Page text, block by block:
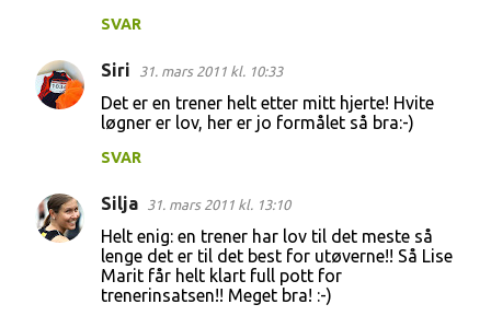
SVAR
Siri 31. mars 2011 kl. 10:33
Det er en trener helt etter mitt hjerte! Hvite
løgner er lov, her er jo formålet så bra:-)
SVAR
Silja 31. mars 2011 kl. 13:10
Helt enig: en trener har lov til det meste så
lenge det er til det best for utøverne!! Så Lise
Marit får helt klart full pott for
trenerinsatsen!! Meget bra! :-)